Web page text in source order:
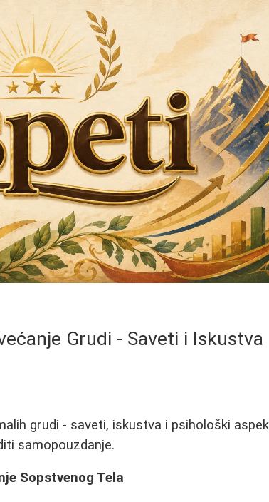
Grudi - Saveti i Iskustva
grudi - saveti, iskustva i psihološki
samopouzdanje.
Sopstvenog Tela